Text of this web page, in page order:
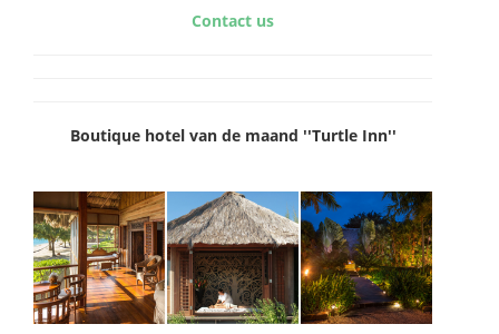
Contact us
Boutique hotel van de maand ''Turtle Inn''